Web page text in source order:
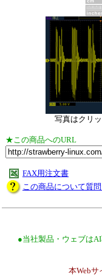
写真はクリ
★この商品へのURL
FAX用注文書
この商品について質
●当社製品・ウェブは
本Web